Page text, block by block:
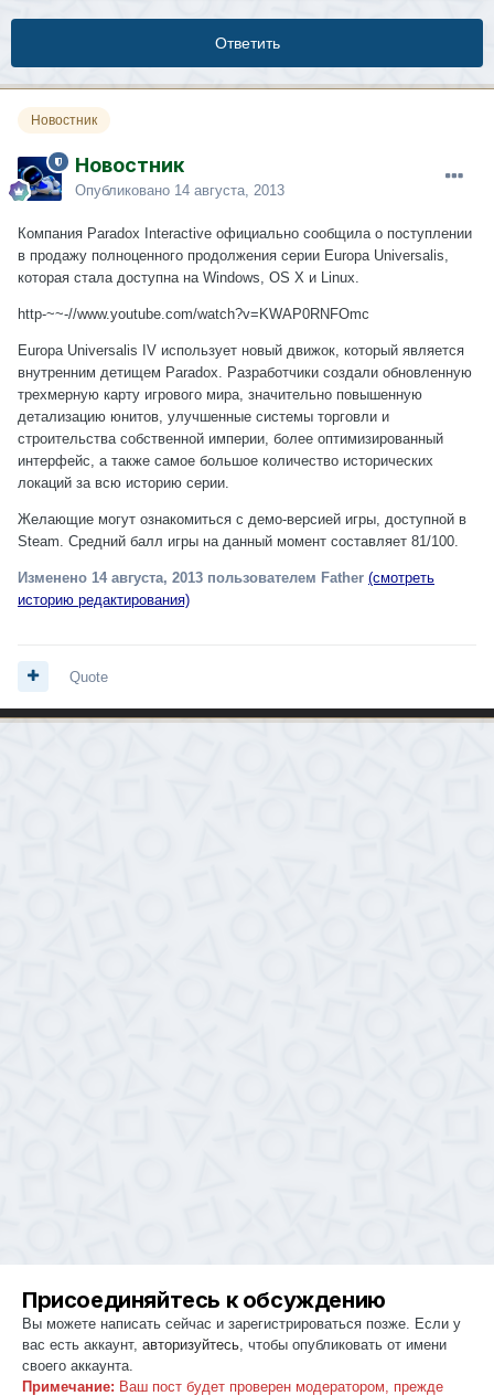
Ответить
Новостник
Новостник
Опубликовано 14 августа, 2013
Компания Paradox Interactive официально сообщила о поступлении
в продажу полноценного продолжения серии Europa Universalis,
которая стала доступна на Windows, OS X и Linux.
http-~~-//www.youtube.com/watch?v=KWAP0RNFOmc
Europa Universalis IV использует новый движок, который является
внутренним детищем Paradox. Разработчики создали обновленную
трехмерную карту игрового мира, значительно повышенную
детализацию юнитов, улучшенные системы торговли и
строительства собственной империи, более оптимизированный
интерфейс, а также самое большое количество исторических
локаций за всю историю серии.
Желающие могут ознакомиться с демо-версией игры, доступной в
Steam. Средний балл игры на данный момент составляет 81/100.
Изменено 14 августа, 2013 пользователем Father (смотреть
историю редактирования)
Quote
Присоединяйтесь к обсуждению
Вы можете написать сейчас и зарегистрироваться позже. Если у
вас есть аккаунт, авторизуйтесь , чтобы опубликовать от имени
своего аккаунта.
Примечание: Ваш пост будет проверен модератором, прежде